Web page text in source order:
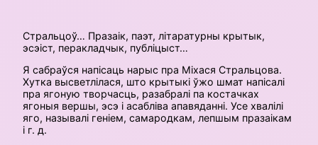
Стральцоў… Празаік, паэт, літаратурны крытык,
эсэіст, пера­кладчык, публіцыст…
Я сабраўся напісаць нарыс пра Міхася Стральцова.
Хутка высветлілася, што крытыкі ўжо шмат напісалі
пра ягоную творчасць, разабралі па костачках
ягоныя вершы, эсэ і асабліва апавяданні. Усе хвалілі
яго, называлі геніем, самародкам, лепшым празаікам
і г. д.